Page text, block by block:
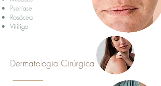
Psoríase
Rosácea
Vitiligo
Dermatologia Cirúrgica